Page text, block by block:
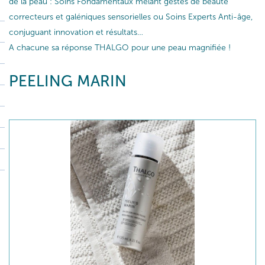
correcteurs et galéniques sensorielles ou Soins Experts Anti-âge,
conjuguant innovation et résultats…
A chacune sa réponse THALGO pour une peau magnifiée !
PEELING MARIN